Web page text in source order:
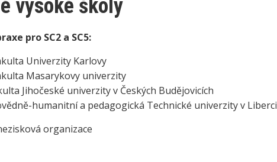
vysoké školy
pro SC2 a SC5:
Univerzity Karlovy
Masarykovy univerzity
Jihočeské univerzity v Českých Budějovicích
humanitní a pedagogická Technické univerzity v Liberci
organizace